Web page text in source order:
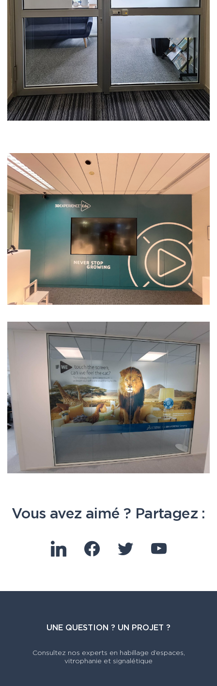
Vous avez aimé ? Partagez :
linkedin facebooktwitter youtube
UNE QUESTION ? UN PROJET ?
Consultez nos experts en habillage d’espaces,
vitrophanie et signalétique